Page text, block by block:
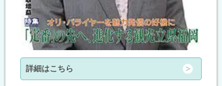
詳細はこちら